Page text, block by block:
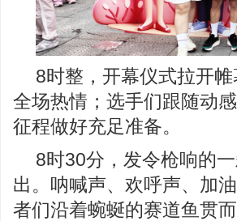
8时整，开幕仪式拉开
全场热情；选手们跟随动
征程做好充足准备。
8时30分，发令枪响的
出。呐喊声、欢呼声、加
者们沿着蜿蜒的赛道鱼贯